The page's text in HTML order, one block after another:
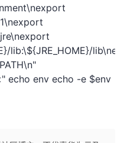
jre\nexport
lib:\${JRE_HOME}/
echo env echo -e $env